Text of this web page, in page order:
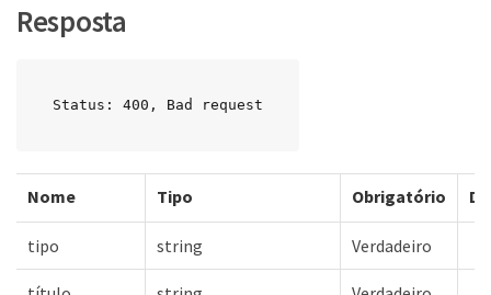
Resposta
Status: 400, Bad request
Nome Tipo Obrigatório
tipo string Verdadeiro